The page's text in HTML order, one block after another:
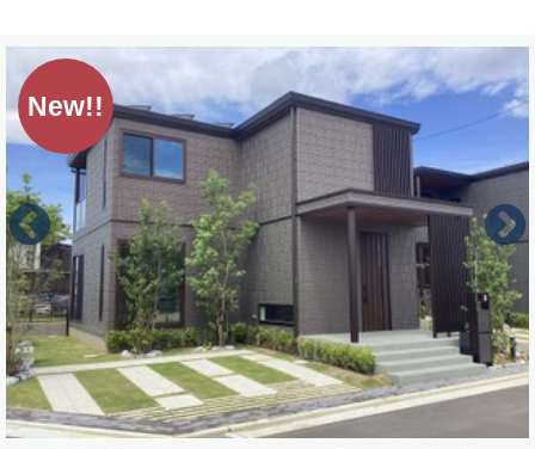
Previous
New!!